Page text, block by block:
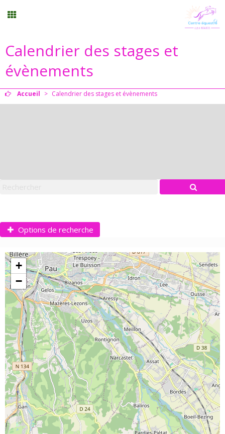
Planning
Calendrier des stages et
évènements
Accueil > Calendrier des stages et évènements
Options de recherche
Options de recherche
Options de recherche
Niveau
Catégorie
Durée :
15 Offres disponibles
+
−